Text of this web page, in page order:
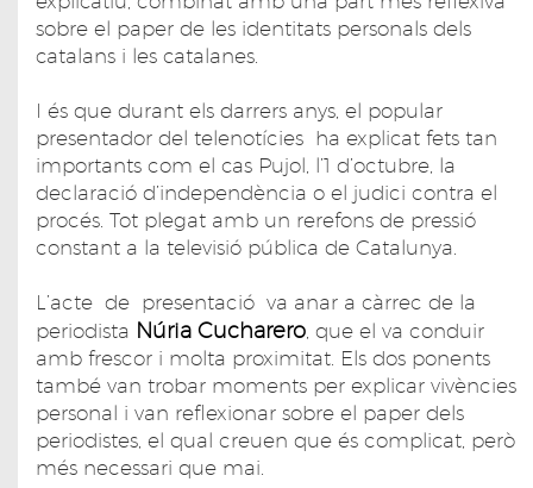
sobre el paper de les identitats personals dels
catalans i les catalanes.
I és que durant els darrers anys, el popular
presentador del telenotícies ha explicat fets tan
importants com el cas Pujol, l’1 d’octubre, la
declaració d’independència o el judici contra el
procés. Tot plegat amb un rerefons de pressió
constant a la televisió pública de Catalunya.
L’acte de presentació va anar a càrrec de la
periodista Núria Cucharero, que el va conduir
amb frescor i molta proximitat. Els dos ponents
també van trobar moments per explicar vivències
personal i van reflexionar sobre el paper dels
periodistes, el qual creuen que és complicat, però
més necessari que mai.